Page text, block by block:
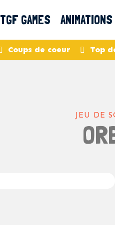
TGF GAMES ANIMATIONS
Coups de coeur Top
JEU DE